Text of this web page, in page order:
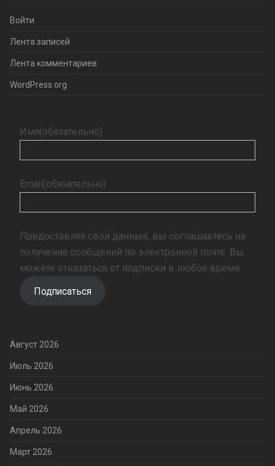
Войти
Лента записей
Лента комментариев
WordPress.org
Имя(обязательно)
Email(обязательно)
Предоставляя свои данные, вы соглашаетесь на
получение сообщений по электронной почте. Вы
можете отказаться от подписки в любое время.
Подписаться
Август 2026
Июль 2026
Июнь 2026
Май 2026
Апрель 2026
Март 2026